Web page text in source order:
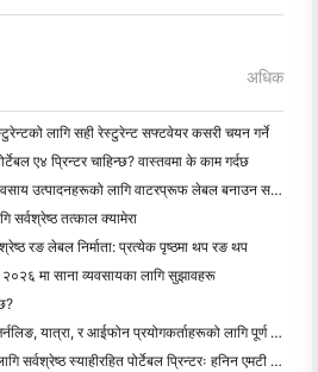
अधिक
लागि सही रेस्टुरेन्ट सफ्टवेयर कसरी चयन गर्ने
ए४ प्रिन्टर चाहिन्छ? वास्तवमा के काम गर्दछ
के थर्मल लेबल प्रिन्टरहरूले साना व्यवसाय उत्पादनहरूको लागि वाटरप्रूफ लेबल बनाउन सक्छन्?
सर्वश्रेष्ठ तत्काल क्यामेरा
रङ लेबल निर्माता: प्रत्येक पृष्ठमा थप रङ थप
मा साना व्यवसायका लागि सुझावहरू
जेब फोटो प्रिन्टर कसरी चयन गर्ने: जर्नलिङ, यात्रा, र आईफोन प्रयोगकर्ताहरूको लागि पूर्ण गाइड
यात्रा, विद्यालय, र मोबाइल कामको लागि सर्वश्रेष्ठ स्याहीरहित पोर्टेबल प्रिन्टरः हनिन एमटी ६२० प्रो सम